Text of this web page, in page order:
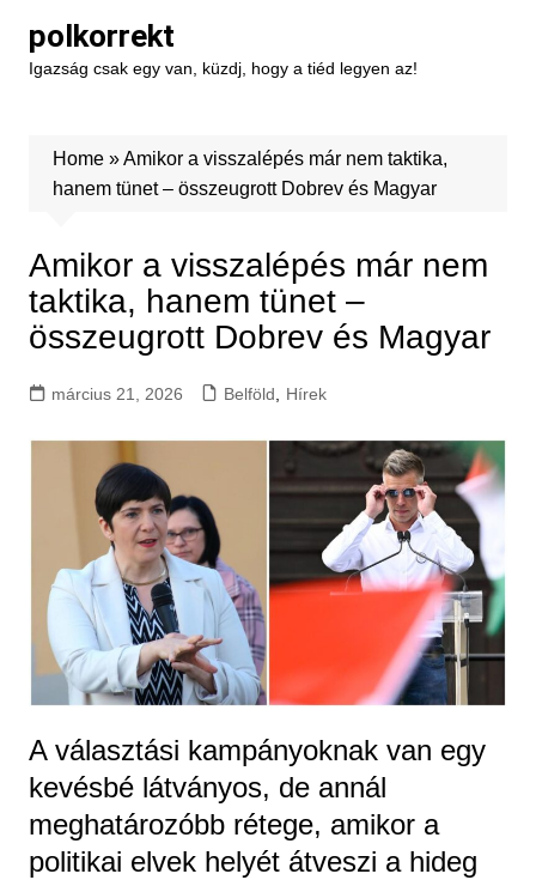
content
polkorrekt
Igazság csak egy van, küzdj, hogy a tiéd legyen az!
Home»Amikor a visszalépés már nem taktika,
hanem tünet – összeugrott Dobrev és Magyar
Amikor a visszalépés már nem
taktika, hanem tünet –
összeugrott Dobrev és Magyar
március 21, 2026 Belföld Hírek
A választási kampányoknak van egy
kevésbé látványos, de annál
meghatározóbb rétege, amikor a
politikai elvek helyét átveszi a hideg